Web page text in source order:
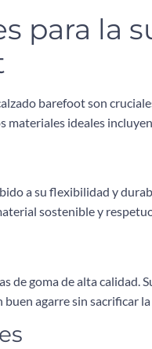
para la
barefoot son
materiales ideales
a su flexibilidad y
sostenible y
de goma de alta calidad.
agarre sin sacrificar